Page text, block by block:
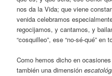
nos da la Vida; que viene
venida celebramos
regocijamos, y cantamos, y
“cosquilleo”, ese “no-sé-qué” en
Como hemos dicho en
también una dimensión